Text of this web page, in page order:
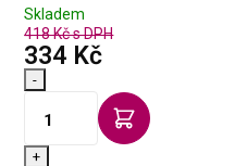
Skladem
418 Kč s DPH
334 Kčs DPH
-
+